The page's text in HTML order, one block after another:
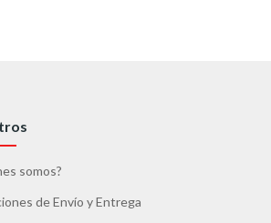
somos?
de Envío y Entrega